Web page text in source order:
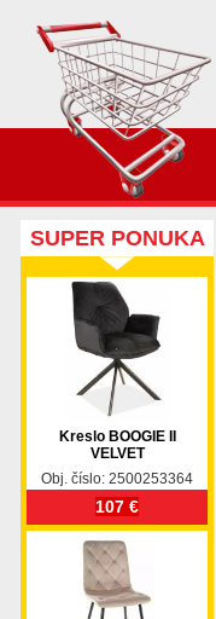
SUPER PONUKA
Kreslo BOOGIE II
VELVET
Obj. číslo: 2500253364
107 €